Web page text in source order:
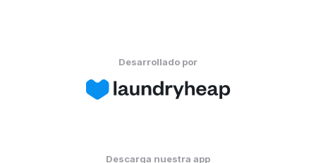
Desarrollado por
Descarga nuestra app